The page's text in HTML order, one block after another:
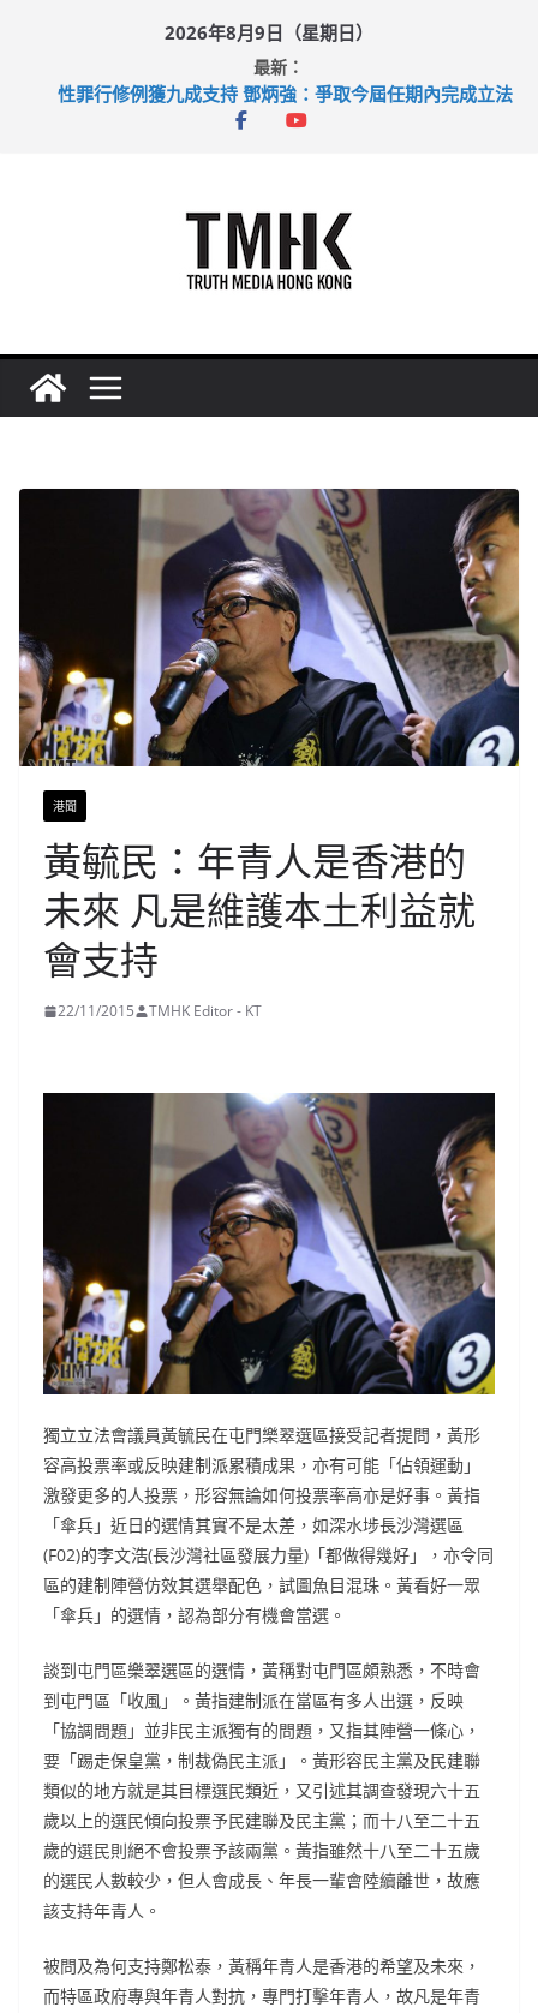
content
2026年8月9日（星期日）
最新：
拜仁熱身賽挫維拉 啟德主場館奪錦標
性罪行修例獲九成支持 鄧炳強：爭取今屆任期內完成立法
港聞
黃毓民：年青人是香港的
未來 凡是維護本土利益就
會支持
22/11/2015 TMHK Editor - KT
獨立立法會議員黃毓民在屯門樂翠選區接受記者提問，黃形
容高投票率或反映建制派累積成果，亦有可能「佔領運動」
激發更多的人投票，形容無論如何投票率高亦是好事。黃指
「傘兵」近日的選情其實不是太差，如深水埗長沙灣選區
(F02)的李文浩(長沙灣社區發展力量)「都做得幾好」，亦令同
區的建制陣營仿效其選舉配色，試圖魚目混珠。黃看好一眾
「傘兵」的選情，認為部分有機會當選。
談到屯門區樂翠選區的選情，黃稱對屯門區頗熟悉，不時會
到屯門區「收風」。黃指建制派在當區有多人出選，反映
「協調問題」並非民主派獨有的問題，又指其陣營一條心，
要「踢走保皇黨，制裁偽民主派」。黃形容民主黨及民建聯
類似的地方就是其目標選民類近，又引述其調查發現六十五
歲以上的選民傾向投票予民建聯及民主黨；而十八至二十五
歲的選民則絕不會投票予該兩黨。黃指雖然十八至二十五歲
的選民人數較少，但人會成長、年長一輩會陸續離世，故應
該支持年青人。
被問及為何支持鄭松泰，黃稱年青人是香港的希望及未來，
而特區政府專與年青人對抗，專門打擊年青人，故凡是年青